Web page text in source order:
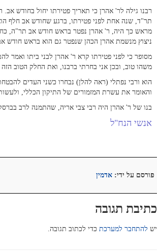
רבנו גילה לר' אהרן כי תאריך פטירתו יחול בחודש
תר"ד, שנה אחת לפני פטירתו, ברגע שחודש אב חלף
מראש כך היה, ר' אהרן נפטר בראש חודש אב תר"ה,
ניצוץ מנשמת אהרן הכהן שנפטר גם הוא בראש חודש
מסופר כי לפני פטירתו קרא ר' אהרן לבני ביתו ואמר
משהו טוב, ובכן אני בחרתי ברבנו, ואת החלק הטוב
הוא ורבי נפתלי (ראה להלן) נבחרו כשני העדים
והאומר את עשרת המזמורים של התיקון הכללי,
בנו של ר' אהרן היה רבי צבי אריה, שהתמנה לרב
אנשי הנח"ל
פורסם על ידי: אדמין
כתיבת תגובה
יש להתחבר למערכת כדי לכתוב תגובה.